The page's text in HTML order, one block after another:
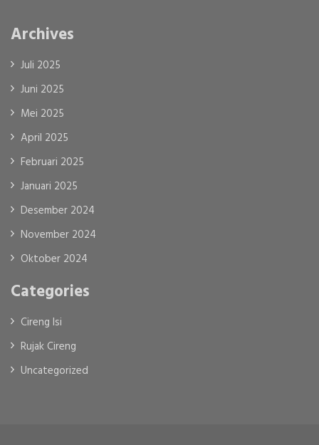
Archives
Juli 2025
Juni 2025
Mei 2025
April 2025
Februari 2025
Januari 2025
Desember 2024
November 2024
Oktober 2024
Categories
Cireng Isi
Rujak Cireng
Uncategorized